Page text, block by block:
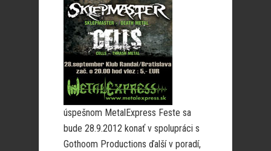
úspešnom MetalExpress Feste sa
bude 28.9.2012 konať v spolupráci s
Gothoom Productions ďalší v poradí,